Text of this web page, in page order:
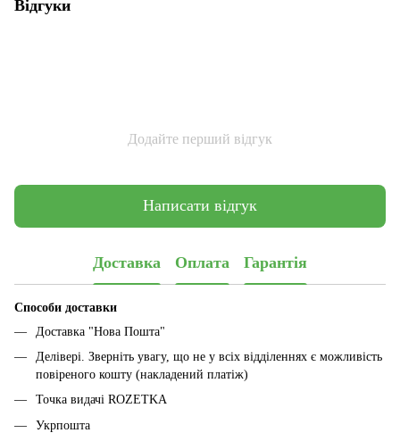
Відгуки
Додайте перший відгук
Написати відгук
Доставка Оплата Гарантія
Способи доставки
Доставка "Нова Пошта"
Делівері. Зверніть увагу, що не у всіх відділеннях є можливість
повіреного кошту (накладений платіж)
Точка видачі ROZETKA
Укрпошта